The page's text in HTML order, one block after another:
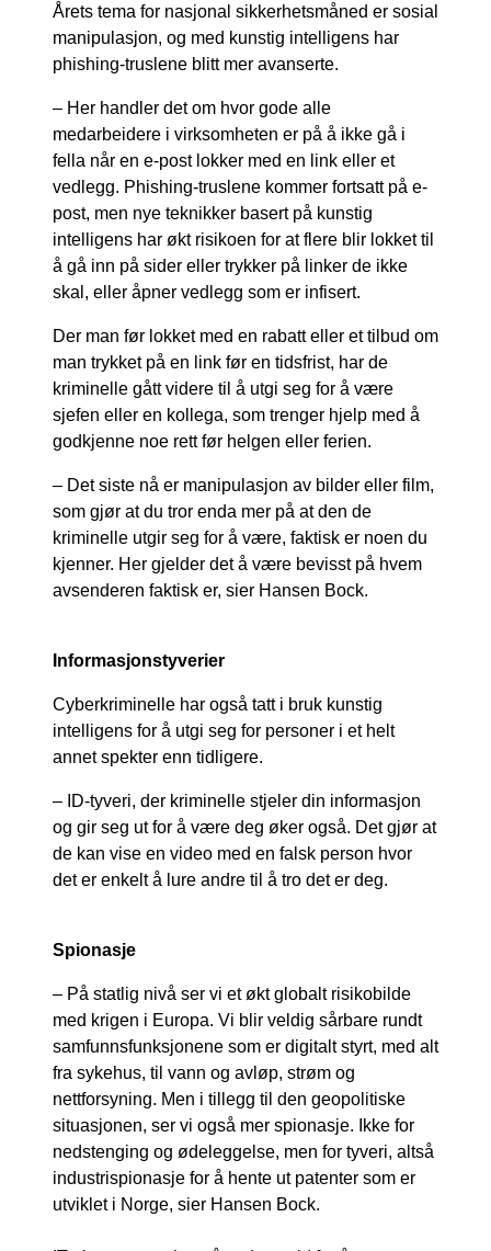
Årets tema for nasjonal sikkerhetsmåned er sosial
manipulasjon, og med kunstig intelligens har
phishing-truslene blitt mer avanserte.
– Her handler det om hvor gode alle
medarbeidere i virksomheten er på å ikke gå i
fella når en e-post lokker med en link eller et
vedlegg. Phishing-truslene kommer fortsatt på e-
post, men nye teknikker basert på kunstig
intelligens har økt risikoen for at flere blir lokket til
å gå inn på sider eller trykker på linker de ikke
skal, eller åpner vedlegg som er infisert.
Der man før lokket med en rabatt eller et tilbud om
man trykket på en link før en tidsfrist, har de
kriminelle gått videre til å utgi seg for å være
sjefen eller en kollega, som trenger hjelp med å
godkjenne noe rett før helgen eller ferien.
– Det siste nå er manipulasjon av bilder eller film,
som gjør at du tror enda mer på at den de
kriminelle utgir seg for å være, faktisk er noen du
kjenner. Her gjelder det å være bevisst på hvem
avsenderen faktisk er, sier Hansen Bock.
Informasjonstyverier
Cyberkriminelle har også tatt i bruk kunstig
intelligens for å utgi seg for personer i et helt
annet spekter enn tidligere.
– ID-tyveri, der kriminelle stjeler din informasjon
og gir seg ut for å være deg øker også. Det gjør at
de kan vise en video med en falsk person hvor
det er enkelt å lure andre til å tro det er deg.
Spionasje
– På statlig nivå ser vi et økt globalt risikobilde
med krigen i Europa. Vi blir veldig sårbare rundt
samfunnsfunksjonene som er digitalt styrt, med alt
fra sykehus, til vann og avløp, strøm og
nettforsyning. Men i tillegg til den geopolitiske
situasjonen, ser vi også mer spionasje. Ikke for
nedstenging og ødeleggelse, men for tyveri, altså
industrispionasje for å hente ut patenter som er
utviklet i Norge, sier Hansen Bock.